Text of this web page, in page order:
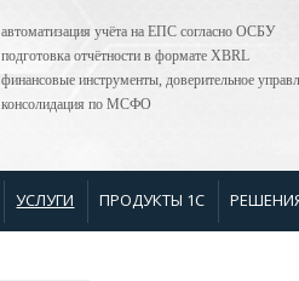
автоматизация учёта на ЕПС согласно ОСБУ
подготовка отчётности в формате XBRL
финансовые инструменты, доверительное
консолидация по МСФО
УСЛУГИ ПРОДУКТЫ 1С